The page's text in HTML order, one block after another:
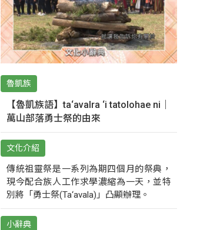
魯凱族
【魯凱族語】ta‘avalra ‘i tatolohae ni｜
萬山部落勇士祭的由來
文化介紹
傳統祖靈祭是一系列為期四個月的祭典，
現今配合族人工作求學濃縮為一天，並特
別將「勇士祭(Ta‘avala)」凸顯辦理。
小辭典